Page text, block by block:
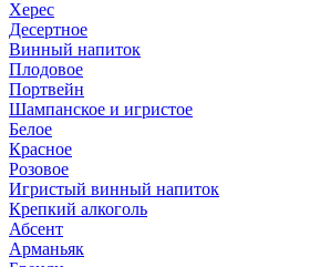
Херес
Десертное
Винный напиток
Плодовое
Портвейн
Шампанское и игристое
Белое
Красное
Розовое
Игристый винный напиток
Крепкий алкоголь
Абсент
Арманьяк